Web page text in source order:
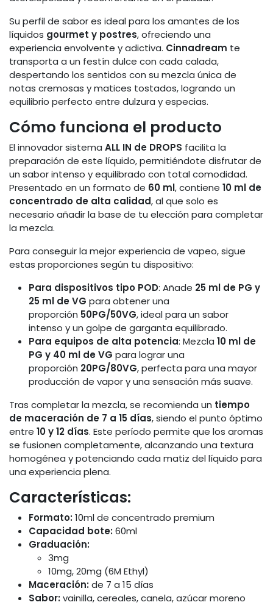
Su perfil de sabor es ideal para los amantes de los
líquidos gourmet y postres, ofreciendo una
experiencia envolvente y adictiva. Cinnadream te
transporta a un festín dulce con cada calada,
despertando los sentidos con su mezcla única de
notas cremosas y matices tostados, logrando un
equilibrio perfecto entre dulzura y especias.
Cómo funciona el producto
El innovador sistema ALL IN de DROPS facilita la
preparación de este líquido, permitiéndote disfrutar de
un sabor intenso y equilibrado con total comodidad.
Presentado en un formato de 60 ml, contiene 10 ml de
concentrado de alta calidad, al que solo es
necesario añadir la base de tu elección para completar
la mezcla.
Para conseguir la mejor experiencia de vapeo, sigue
estas proporciones según tu dispositivo:
Para dispositivos tipo POD: Añade 25 ml de PG y
25 ml de VG para obtener una
proporción 50PG/50VG, ideal para un sabor
intenso y un golpe de garganta equilibrado.
Para equipos de alta potencia: Mezcla 10 ml de
PG y 40 ml de VG para lograr una
proporción 20PG/80VG, perfecta para una mayor
producción de vapor y una sensación más suave.
Tras completar la mezcla, se recomienda un tiempo
de maceración de 7 a 15 días, siendo el punto óptimo
entre 10 y 12 días. Este período permite que los aromas
se fusionen completamente, alcanzando una textura
homogénea y potenciando cada matiz del líquido para
una experiencia plena.
Características:
Formato:10ml de concentrado premium
Capacidad bote:60ml
Graduación:
3mg
10mg, 20mg (6M Ethyl)
Maceración:de 7 a 15 días
Sabor:vainilla, cereales, canela, azúcar moreno